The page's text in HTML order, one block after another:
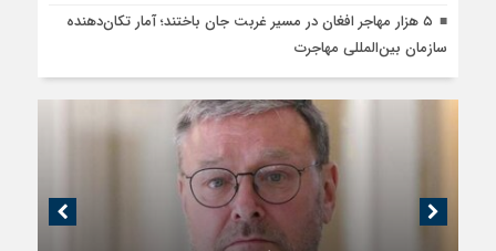
۵ هزار مهاجر افغان در مسیر غربت جان باختند؛ آمار تکان‌دهنده
سازمان بین‌المللی مهاجرت